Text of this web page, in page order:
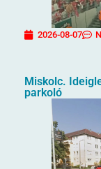
2026-08-07
Miskolc.
parkoló